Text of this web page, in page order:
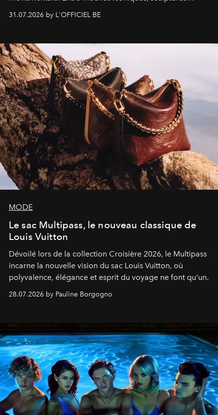
monumentales et poésie du mouvement, l'artiste
américain investit les espaces imaginés par Frank Gehry
sculpture.
31.07.2026 by L'OFFICIEL BE
MODE
Le sac Multipass, le nouveau classique de
Louis Vuitton
Dévoilé lors de la collection Croisière 2026, le Multipass
incarne la nouvelle vision du sac Louis Vuitton, où
polyvalence, élégance et esprit du voyage ne font qu'un.
28.07.2026 by Pauline Borgogno